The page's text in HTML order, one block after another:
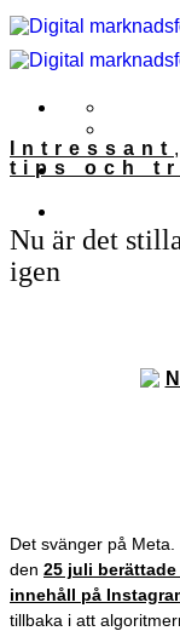
Skip
to
content
Intressant
tips och
Nu är det
igen
Det svänger på
den 25 juli
innehåll på
tillbaka i att